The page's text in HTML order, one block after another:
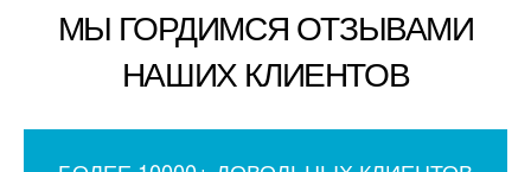
МЫ ГОРДИМСЯ ОТЗЫВАМИ
НАШИХ КЛИЕНТОВ